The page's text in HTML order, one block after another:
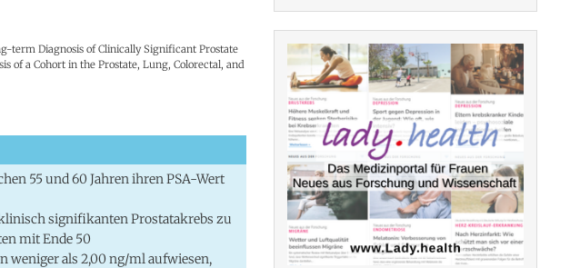
term Diagnosis of Clinically Significant Prostate
of a Cohort in the Prostate, Lung, Colorectal, and
55 und 60 Jahren ihren PSA-Wert
signifikanten Prostatakrebs zu
mit Ende 50
weniger als 2,00 ng/ml aufwiesen,